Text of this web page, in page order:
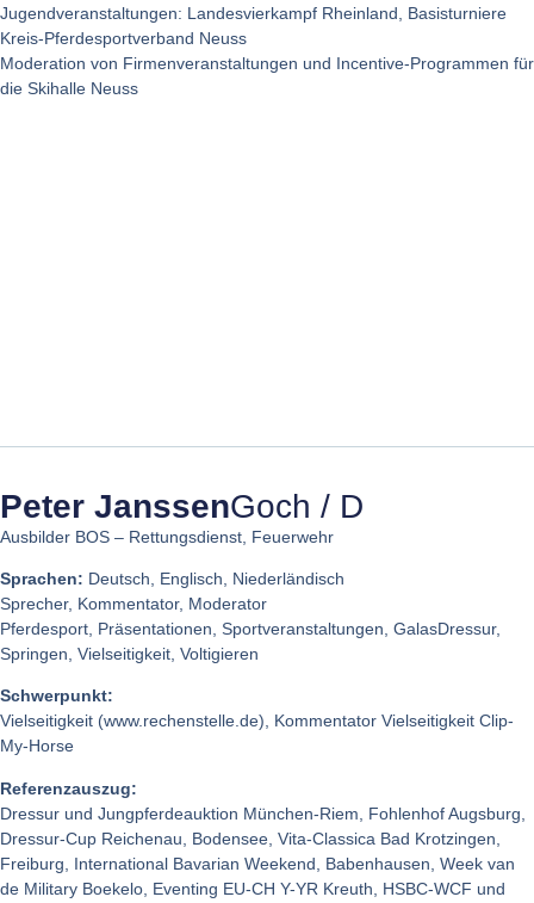
Jugendveranstaltungen: Landesvierkampf Rheinland, Basisturniere
Kreis-Pferdesportverband Neuss
Moderation von Firmenveranstaltungen und Incentive-Programmen für
die Skihalle Neuss
Peter JanssenGoch / D
Ausbilder BOS – Rettungsdienst, Feuerwehr
Sprachen: Deutsch, Englisch, Niederländisch
Sprecher, Kommentator, Moderator
Pferdesport, Präsentationen, Sportveranstaltungen, GalasDressur,
Springen, Vielseitigkeit, Voltigieren
Schwerpunkt:
Vielseitigkeit (www.rechenstelle.de), Kommentator Vielseitigkeit Clip-
My-Horse
Referenzauszug:
Dressur und Jungpferdeauktion München-Riem, Fohlenhof Augsburg,
Dressur-Cup Reichenau, Bodensee, Vita-Classica Bad Krotzingen,
Freiburg, International Bavarian Weekend, Babenhausen, Week van
de Military Boekelo, Eventing EU-CH Y-YR Kreuth, HSBC-WCF und